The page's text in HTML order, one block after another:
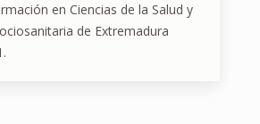
en Ciencias de la Salud y
de Extremadura